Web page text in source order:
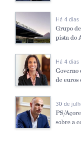
Há 4 dias
Grupo
pista do
Há 4 dias
Governo
de euros
30 de
PS/
sobre a